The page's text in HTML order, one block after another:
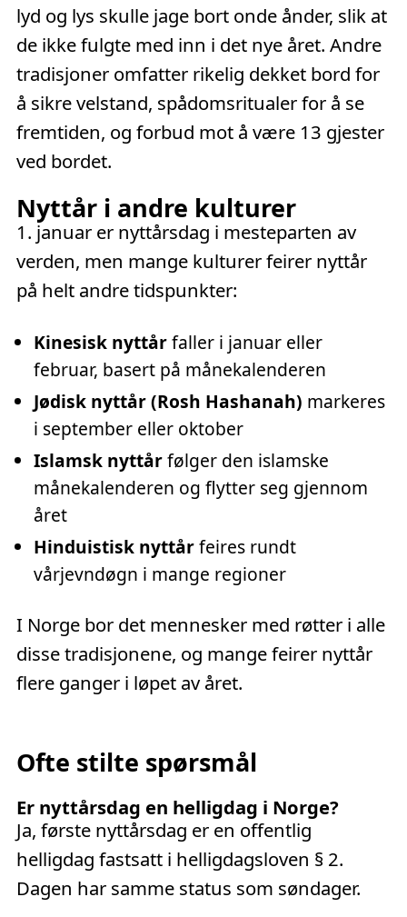
lyd og lys skulle jage bort onde ånder, slik at
de ikke fulgte med inn i det nye året. Andre
tradisjoner omfatter rikelig dekket bord for
å sikre velstand, spådomsritualer for å se
fremtiden, og forbud mot å være 13 gjester
ved bordet.
Nyttår i andre kulturer
1. januar er nyttårsdag i mesteparten av
verden, men mange kulturer feirer nyttår
på helt andre tidspunkter:
Kinesisk nyttårfaller i januar eller
februar, basert på månekalenderen
Jødisk nyttår (Rosh Hashanah) markeres
i september eller oktober
Islamsk nyttårfølger den islamske
månekalenderen og flytter seg gjennom
året
Hinduistisk nyttårfeires rundt
vårjevndøgn i mange regioner
I Norge bor det mennesker med røtter i alle
disse tradisjonene, og mange feirer nyttår
flere ganger i løpet av året.
Ofte stilte spørsmål
Er nyttårsdag en helligdag i Norge?
Ja, første nyttårsdag er en offentlig
helligdag fastsatt i helligdagsloven § 2.
Dagen har samme status som søndager.